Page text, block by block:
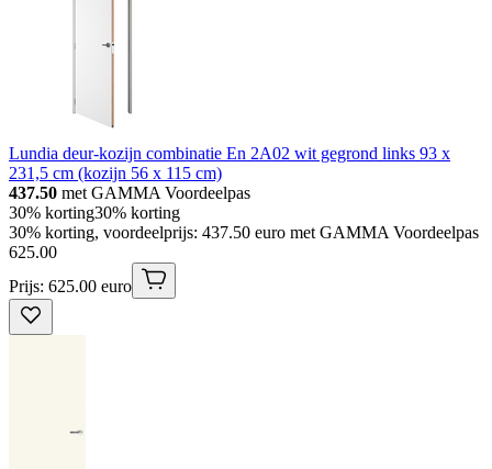
Lundia deur-kozijn combinatie En 2A02 wit gegrond links 93 x
231,5 cm (kozijn 56 x 115 cm)
437.50 met GAMMA Voordeelpas
30% korting30% korting
30% korting, voordeelprijs: 437.50 euro met GAMMA Voordeelpas
625.00
Prijs: 625.00 euro